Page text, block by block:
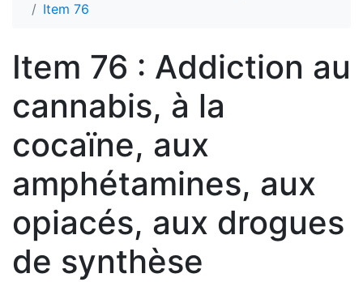
Item 76
Item 76 : Addiction au
cannabis, à la
cocaïne, aux
amphétamines, aux
opiacés, aux drogues
de synthèse